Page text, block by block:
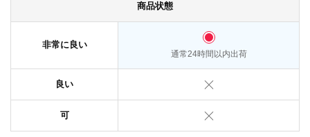
商品状態
非常に良い
通常24時間以内出荷
良い
可